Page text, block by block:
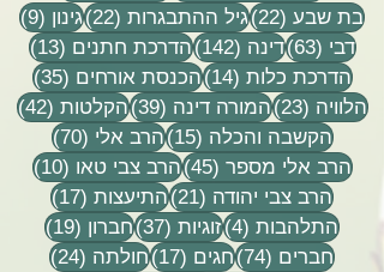
בת שבע (22) 22 פוסטים
גיל ההתבגרות (22) 22 פוסטים
גינון (9)
9 פוסטים
דבי (63) 63 פוסטים
דינה (142) 142 פוסטים
הדרכת חתנים (13)
13 פוסטים
הדרכת כלות (14) 14 פוסטים
הכנסת אורחים (35)
35 פוסטים
הלוויה (23) 23 פוסטים
המורה דינה (39) 39 פוסטים
הקלטות (42)
42
הקשבה והכלה (15) 15 פוסטים
הרב אלי (70)
70 פוסטים
הרב אלי מספר (45) 45 פוסטים
הרב צבי טאו (10)
10 פוסטים
הרב צבי יהודה (21) 21 פוסטים
התיעצות (17)
17 פוסטים
התלהבות (4) 4 פוסטיםזוגיות (37) 37 פוסטים
חברון (19)
19 פוסטים
חברים (74) 74 פוסטים
חגים (17) 17 פוסטים
חולתה (24)
24 פוסטים